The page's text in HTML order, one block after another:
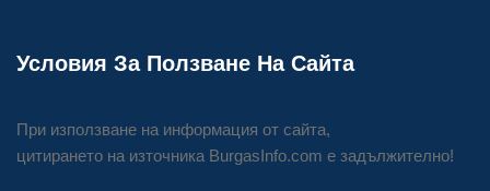
Условия За Ползване На Сайта
При използване на информация от сайта,
цитирането на източника BurgasInfo.com е задължително!